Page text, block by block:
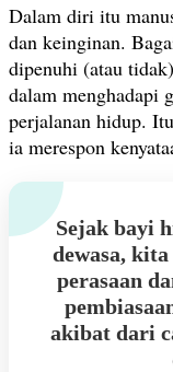
Dalam diri itu
dan keinginan.
dipenuhi (atau
dalam menghadapi
perjalanan hidup.
ia merespon
Sejak bayi
dewasa,
perasaan
akibat dari